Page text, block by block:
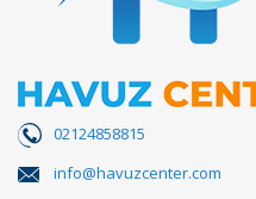
02124858815
info@havuzcenter.com